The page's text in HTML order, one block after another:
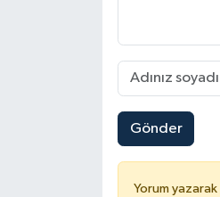
Gönder
Yorum yazarak